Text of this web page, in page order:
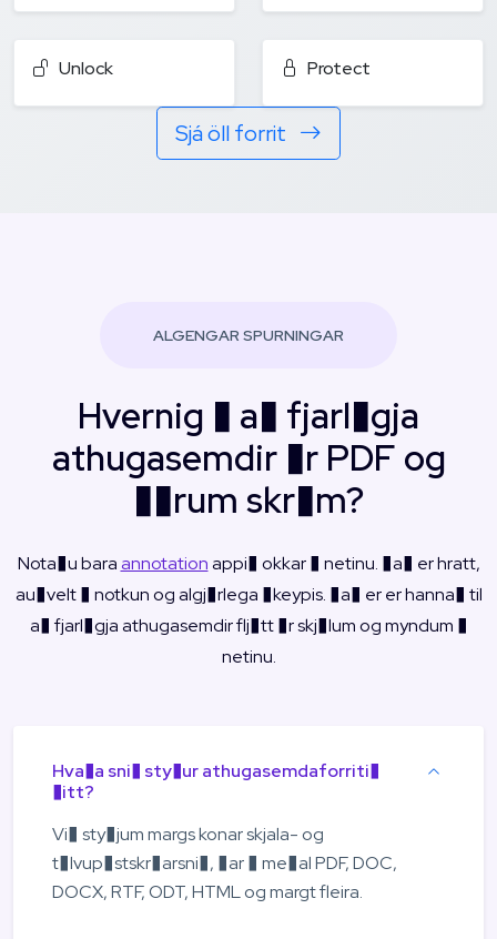
Unlock Protect
Sjá öll forrit
ALGENGAR SPURNINGAR
Hvernig � a� fjarl�gja
athugasemdir �r PDF og
��rum skr�m?
Nota�u baraannotationappi� okkar � netinu. �a� er hratt,
au�velt � notkun og algj�rlega �keypis. �a� er er hanna� til
a� fjarl�gja athugasemdir flj�tt �r skj�lum og myndum �
netinu.
Hva�a sni� sty�ur athugasemdaforriti�
�itt?
Vi� sty�jum margs konar skjala- og
t�lvup�stskr�arsni�, �ar � me�al PDF, DOC,
DOCX, RTF, ODT, HTML og margt fleira.